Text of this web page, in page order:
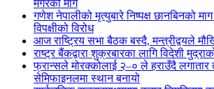
मगरको माग
गणेश नेपालीको मृत्युबारे निष्पक्ष छानबिनको माग
विपक्षीको विरोध
आज राष्ट्रिय सभा बैठक बस्दै, मन्त्रीद्वयले
राष्ट्र बैंकद्वारा शुक्रबारका लागि विदेशी
फ्रान्सले मोरक्कोलाई २–० ले हराउँदै
सेमिफाइनलमा स्थान बनायो